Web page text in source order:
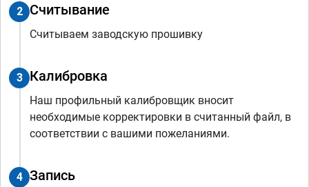
2 Считывание
Считываем заводскую прошивку
3 Калибровка
Наш профильный калибровщик вносит
необходимые корректировки в считанный файл, в
соответствии с вашими пожеланиями.
4 Запись